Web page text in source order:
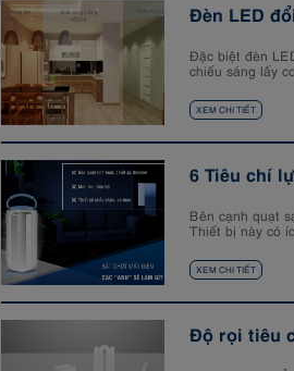
Đèn LED
Đặc biệt đèn
chiếu sáng lấy
XEM CHI TIẾT
6 Tiêu chí
Bên cạnh quạt
Thiết bị này có
XEM CHI TIẾT
Độ rọi tiêu